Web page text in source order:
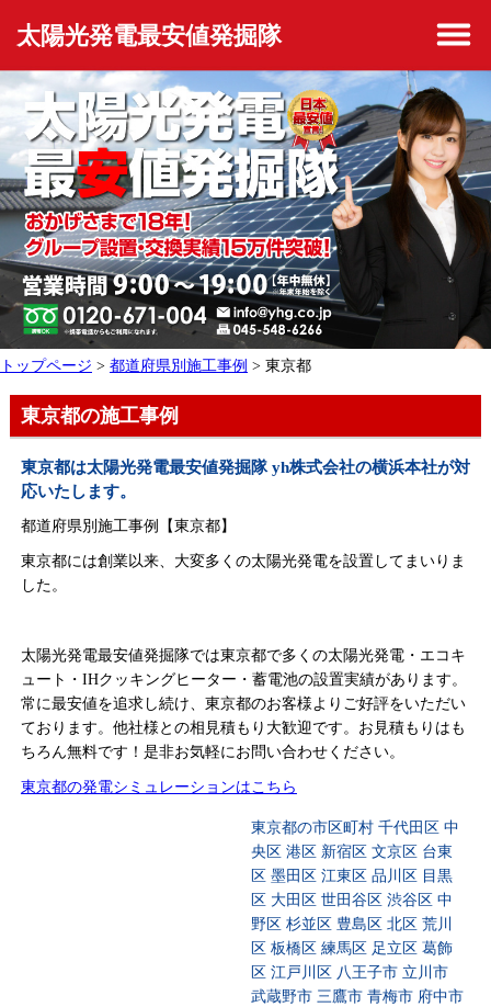
太陽光発電最安値発掘隊
トップページ > 都道府県別施工事例 > 東京都
東京都の施工事例
東京都は太陽光発電最安値発掘隊 yh株式会社の横浜本社が対
応いたします。
都道府県別施工事例【東京都】
東京都には創業以来、大変多くの太陽光発電を設置してまいりま
した。
太陽光発電最安値発掘隊では東京都で多くの太陽光発電・エコキ
ュート・IHクッキングヒーター・蓄電池の設置実績があります。
常に最安値を追求し続け、東京都のお客様よりご好評をいただい
ております。他社様との相見積もり大歓迎です。お見積もりはも
ちろん無料です！是非お気軽にお問い合わせください。
東京都の発電シミュレーションはこちら
東京都の市区町村 千代田区 中
央区 港区 新宿区 文京区 台東
区 墨田区 江東区 品川区 目黒
区 大田区 世田谷区 渋谷区 中
野区 杉並区 豊島区 北区 荒川
区 板橋区 練馬区 足立区 葛飾
区 江戸川区 八王子市 立川市
武蔵野市 三鷹市 青梅市 府中市